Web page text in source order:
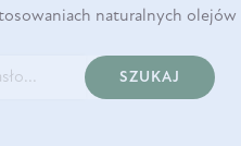
naturalnych olejów
SZUKAJ